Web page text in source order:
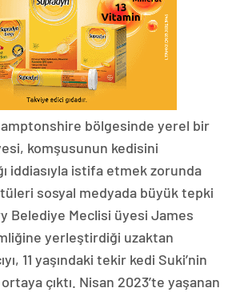
bölgesinde yerel bir
komşusunun kedisini
iddiasıyla istifa etmek zorunda
sosyal medyada büyük tepki
Belediye Meclisi üyesi James
yerleştirdiği uzaktan
11 yaşındaki tekir kedi Suki’nin
çıktı. Nisan 2023’te yaşanan